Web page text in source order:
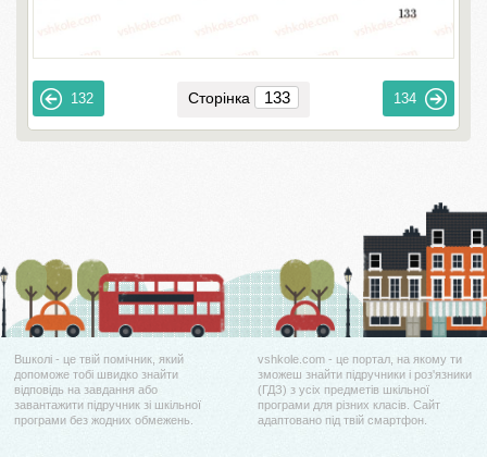
132 Сторінка 134
Вшколі - це твій помічник, який
допоможе тобі швидко знайти
відповідь на завдання або
завантажити підручник зі шкільної
програми без жодних обмежень.
vshkole.com - це портал, на якому ти
зможеш знайти підручники і роз'язники
(ГДЗ) з усіх предметів шкільної
програми для різних класів. Сайт
адаптовано під твій смартфон.